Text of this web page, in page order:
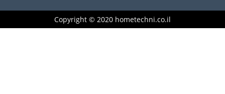
Copyright © 2020 hometechni.co.il